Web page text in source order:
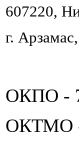
607220,
г.
ОКПО -
ОКТМО -